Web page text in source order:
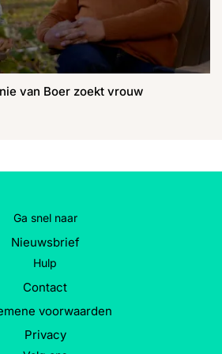
van Boer zoekt vrouw
Ga snel naar
Nieuwsbrief
Hulp
Contact
voorwaarden
Privacy